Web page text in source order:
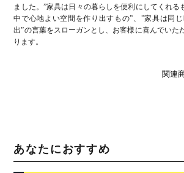
ました。”家具は日々の暮らしを便利にしてくれる
中で心地よい空間を作り出すもの”、”家具は同
出”の言葉をスローガンとし、お客様に喜んでいた
ります。
関連
あなたにおすすめ